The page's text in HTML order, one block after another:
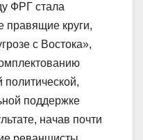
ФРГ стала
круги,
с Востока»,
политической,
поддержке
начав почти